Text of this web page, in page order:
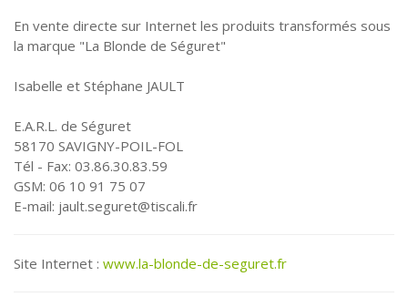
En vente directe sur Internet les produits transformés sous
la marque "La Blonde de Séguret"
Isabelle et Stéphane JAULT
E.A.R.L. de Séguret
58170 SAVIGNY-POIL-FOL
Tél - Fax: 03.86.30.83.59
GSM: 06 10 91 75 07
E-mail: jault.seguret@tiscali.fr
Site Internet : www.la-blonde-de-seguret.fr